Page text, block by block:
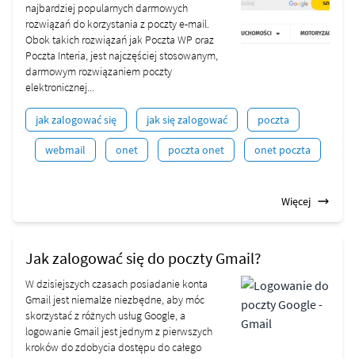
najbardziej popularnych darmowych
rozwiązań do korzystania z poczty e-mail.
Obok takich rozwiązań jak Poczta WP oraz
Poczta Interia, jest najczęściej stosowanym,
darmowym rozwiązaniem poczty
elektronicznej...
jak zalogować się jak się zalogować poczta
webmail onet poczta onet onet poczta
Więcej
Jak zalogować się do poczty Gmail?
W dzisiejszych czasach posiadanie konta
Gmail jest niemalże niezbędne, aby móc
skorzystać z różnych usług Google, a
logowanie Gmail jest jednym z pierwszych
kroków do zdobycia dostępu do całego